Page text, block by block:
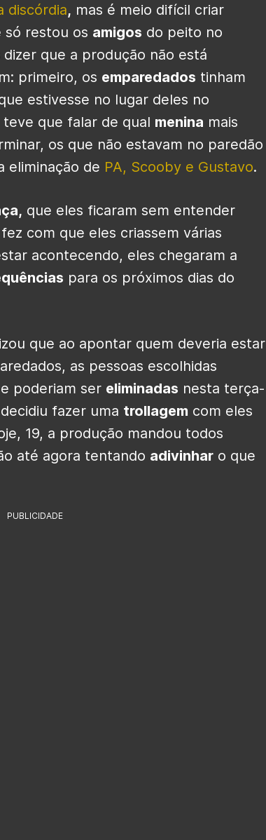
discórdia, mas é meio difícil criar
só restou os amigos do peito no
que a produção não está
primeiro, os emparedados tinham
estivesse no lugar deles no
que falar de qual menina mais
os que não estavam no paredão
eliminação de PA, Scooby e Gustavo.
que eles ficaram sem entender
com que eles criassem várias
acontecendo, eles chegaram a
para os próximos dias do
que ao apontar quem deveria estar
as pessoas escolhidas
poderiam ser eliminadas nesta terça-
fazer uma trollagem com eles
19, a produção mandou todos
até agora tentando adivinhar o que
PUBLICIDADE